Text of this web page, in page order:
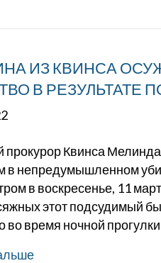
ИЗ КВИНСА
В
прокурор Квинса
в непредумышленном
в воскресенье, 11
этот подсудимый
во время ночной